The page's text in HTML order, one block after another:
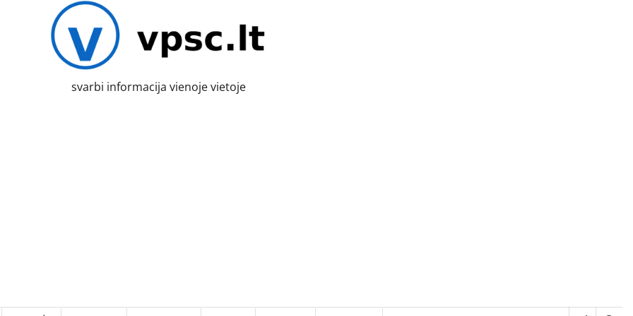
svarbi informacija vienoje vietoje